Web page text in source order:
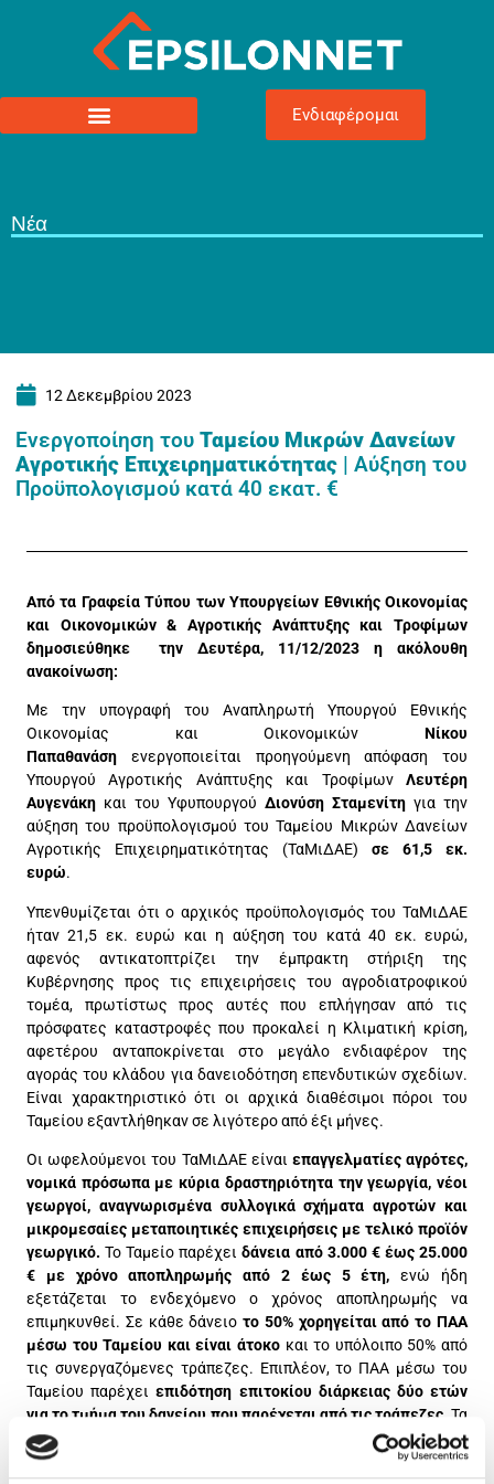
Ενδιαφέρομαι
Νέα
12 Δεκεμβρίου 2023
Ενεργοποίηση του Ταμείου Μικρών Δανείων
Αγροτικής Επιχειρηματικότητας | Αύξηση του
Προϋπολογισμού κατά 40 εκατ. €
Από τα Γραφεία Τύπου των Υπουργείων Εθνικής Οικονομίας
και Οικονομικών & Αγροτικής Ανάπτυξης και Τροφίμων
δημοσιεύθηκε την Δευτέρα, 11/12/2023 η ακόλουθη
ανακοίνωση:
Με την υπογραφή του Αναπληρωτή Υπουργού Εθνικής
Οικονομίας και Οικονομικών Νίκου
Παπαθανάση ενεργοποιείται προηγούμενη απόφαση του
Υπουργού Αγροτικής Ανάπτυξης και Τροφίμων Λευτέρη
Αυγενάκη και του Υφυπουργού Διονύση Σταμενίτη για την
αύξηση του προϋπολογισμού του Ταμείου Μικρών Δανείων
Αγροτικής Επιχειρηματικότητας (ΤαΜιΔΑΕ) σε 61,5 εκ.
ευρώ.
Υπενθυμίζεται ότι ο αρχικός προϋπολογισμός του ΤαΜιΔΑΕ
ήταν 21,5 εκ. ευρώ και η αύξηση του κατά 40 εκ. ευρώ,
αφενός αντικατοπτρίζει την έμπρακτη στήριξη της
Κυβέρνησης προς τις επιχειρήσεις του αγροδιατροφικού
τομέα, πρωτίστως προς αυτές που επλήγησαν από τις
πρόσφατες καταστροφές που προκαλεί η Κλιματική κρίση,
αφετέρου ανταποκρίνεται στο μεγάλο ενδιαφέρον της
αγοράς του κλάδου για δανειοδότηση επενδυτικών σχεδίων.
Είναι χαρακτηριστικό ότι οι αρχικά διαθέσιμοι πόροι του
Ταμείου εξαντλήθηκαν σε λιγότερο από έξι μήνες.
Οι ωφελούμενοι του ΤαΜιΔΑΕ είναι επαγγελματίες αγρότες,
νομικά πρόσωπα με κύρια δραστηριότητα την γεωργία, νέοι
γεωργοί, αναγνωρισμένα συλλογικά σχήματα αγροτών και
μικρομεσαίες μεταποιητικές επιχειρήσεις με τελικό προϊόν
γεωργικό. Το Ταμείο παρέχει δάνεια από 3.000 € έως 25.000
€ με χρόνο αποπληρωμής από 2 έως 5 έτη,ενώ ήδη
εξετάζεται το ενδεχόμενο ο χρόνος αποπληρωμής να
επιμηκυνθεί. Σε κάθε δάνειοτο 50% χορηγείται από το ΠΑΑ
μέσω του Ταμείου και είναι άτοκο και το υπόλοιπο 50% από
τις συνεργαζόμενες τράπεζες. Επιπλέον, το ΠΑΑ μέσω του
Ταμείου παρέχειεπιδότηση επιτοκίου διάρκειας δύο ετών
για το τμήμα του δανείου που παρέχεται από τις τράπεζες. Τα
ανωτέρω έχουν ως αποτέλεσμα οι ωφελούμενοι να έχουν
μηδενικό επιτόκιο για τα δυο πρώτα χρόνια αποπληρωμής